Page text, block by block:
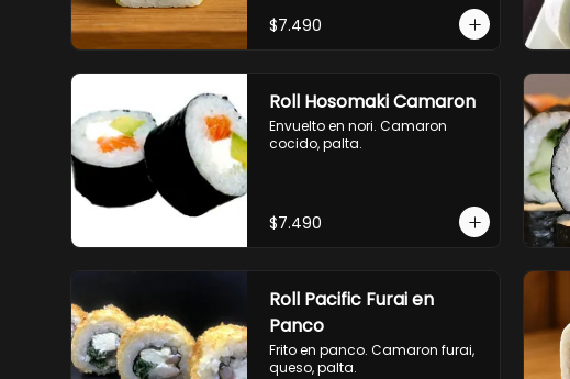
$7.490
Roll Hosomaki Camaron
Envuelto en nori. Camaron
cocido, palta.
$7.490
Roll Pacific Furai en
Panco
Frito en panco. Camaron furai,
queso, palta.